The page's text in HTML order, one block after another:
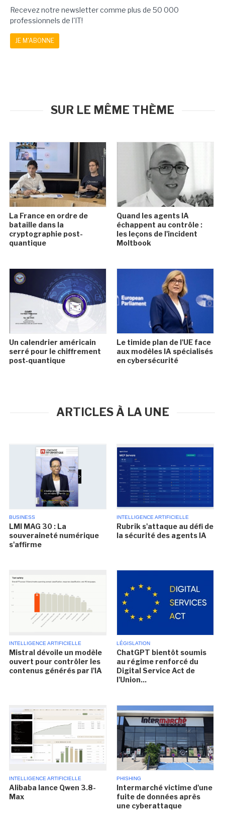
Recevez notre newsletter comme plus de 50 000
professionnels de l'IT!
JE M'ABONNE
SUR LE MÊME THÈME
La France en ordre de
bataille dans la
cryptographie post-
quantique
Quand les agents IA
échappent au contrôle :
les leçons de l'incident
Moltbook
Un calendrier américain
serré pour le chiffrement
post‑quantique
Le timide plan de l'UE face
aux modèles IA spécialisés
en cybersécurité
ARTICLES À LA UNE
BUSINESS
LMI MAG 30 : La
souveraineté numérique
s'affirme
INTELLIGENCE ARTIFICIELLE
Rubrik s'attaque au défi de
la sécurité des agents IA
INTELLIGENCE ARTIFICIELLE
Mistral dévoile un modèle
ouvert pour contrôler les
contenus générés par l'IA
LÉGISLATION
ChatGPT bientôt soumis
au régime renforcé du
Digital Service Act de
l'Union...
INTELLIGENCE ARTIFICIELLE
Alibaba lance Qwen 3.8-
Max
PHISHING
Intermarché victime d'une
fuite de données après
une cyberattaque